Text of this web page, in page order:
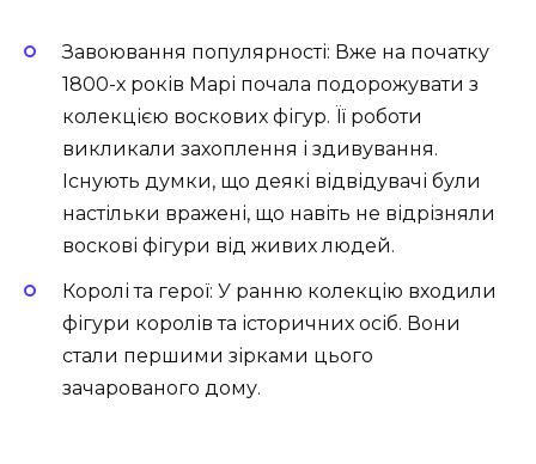
Завоювання популярності: Вже на початку
1800-х років Марі почала подорожувати з
колекцією воскових фігур. Її роботи
викликали захоплення і здивування.
Існують думки, що деякі відвідувачі були
настільки вражені, що навіть не відрізняли
воскові фігури від живих людей.
Королі та герої: У ранню колекцію входили
фігури королів та історичних осіб. Вони
стали першими зірками цього
зачарованого дому.